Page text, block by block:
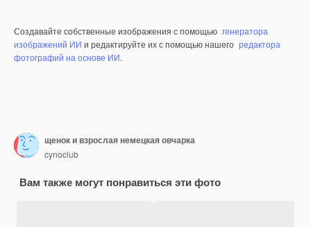
Создавайте собственные изображения с помощью генератора
изображений ИИ и редактируйте их с помощью нашего редактора
фотографий на основе ИИ.
щенок и взрослая немецкая овчарка
cynoclub
Вам также могут понравиться эти фото